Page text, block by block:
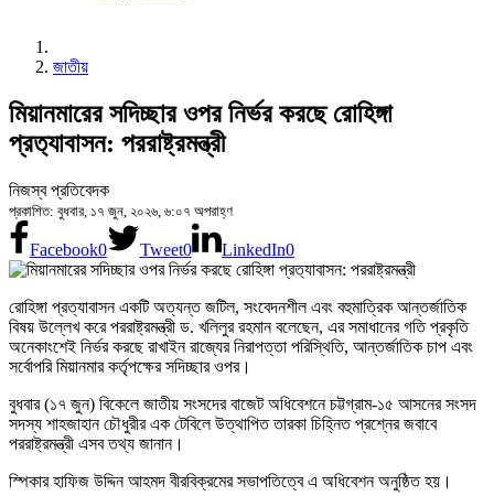
জাতীয়
মিয়ানমারের সদিচ্ছার ওপর নির্ভর করছে রোহিঙ্গা
প্রত‌্যাবাসন: পররাষ্ট্রমন্ত্রী
নিজস্ব প্রতিবেদক
প্রকাশিত: বুধবার, ১৭ জুন, ২০২৬, ৬:০৭ অপরাহ্ণ
Facebook0 Tweet0 LinkedIn0
রোহিঙ্গা প্রত্যাবাসন একটি অত্যন্ত জটিল, সংবেদনশীল এবং বহুমাত্রিক আন্তর্জাতিক
বিষয় উল্লেখ করে পররাষ্ট্রমন্ত্রী ড. খলিলুর রহমান বলেছেন, এর সমাধানের গতি প্রকৃতি
অনেকাংশেই নির্ভর করছে রাখাইন রাজ্যের নিরাপত্তা পরিস্থিতি, আন্তর্জাতিক চাপ এবং
সর্বোপরি মিয়ানমার কর্তৃপক্ষের সদিচ্ছার ওপর।
বুধবার (১৭ জুন) বিকেলে জাতীয় সংসদের বাজেট অধিবেশনে চট্টগ্রাম-১৫ আসনের সংসদ
সদস্য শাহজাহান চৌধুরীর এক টেবিলে উত্থাপিত তারকা চিহ্নিত প্রশ্নের জবাবে
পররাষ্ট্রমন্ত্রী এসব তথ্য জানান।
স্পিকার হাফিজ উদ্দিন আহমদ বীরবিক্রমের সভাপতিত্বে এ অধিবেশন অনুষ্ঠিত হয়।